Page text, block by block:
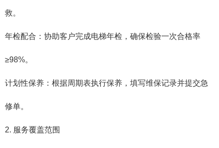
救。
年检配合‌：协助客户完成电梯年检，确保检验一次合格率
≥98%。
计划性保养‌：根据周期表执行保养，填写维保记录并提交急
修单。
2. ‌服务覆盖范围‌